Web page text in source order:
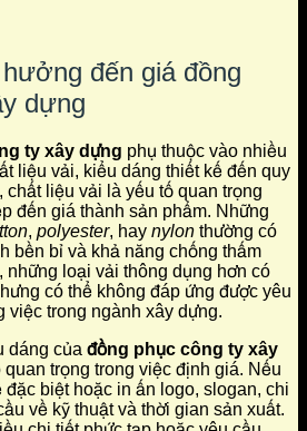
đến giá đồng
dựng
ty xây dựng phụ thuộc vào nhiều
liệu vải, kiểu dáng thiết kế đến quy
liệu vải là yếu tố quan trọng
đến giá thành sản phẩm. Những
, polyester, hay nylon thường có
bền bỉ và khả năng chống thấm
những loại vải thông dụng hơn có
có thể không đáp ứng được yêu
việc trong ngành xây dựng.
dáng của đồng phục công ty xây
trọng trong việc định giá. Nếu
đặc biệt hoặc in ấn logo, slogan, chi
về kỹ thuật và thời gian sản xuất.